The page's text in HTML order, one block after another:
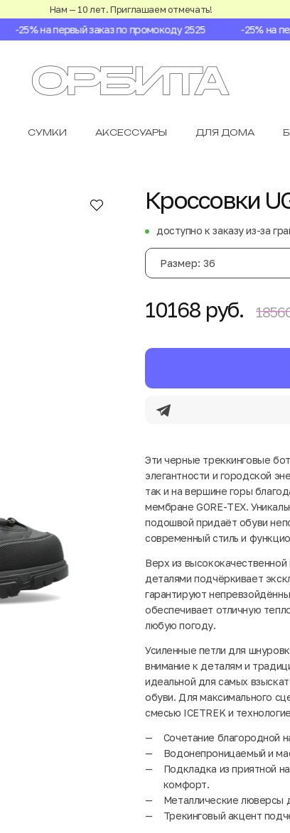
Нам — 10 лет. Приглашаем отмечать!
-25% на первый заказ по промокоду 2525 -25% на
СУМКИ АКСЕССУАРЫ ДЛЯ ДОМА
Кроссовки
доступно к заказу из-за
Размер: 36
10168 руб.
Эти черные треккинговые
элегантности и городской
так и на вершине горы
мембране GORE-TEX.
подошвой придаёт обуви
современный стиль и
Верх из
деталями подчёркивает
гарантируют
обеспечивает отличную
любую погоду.
Усиленные петли для
внимание к деталям и
идеальной для самых
обуви. Для максимального
смесью ICETREK и
Сочетание благородной
Водонепроницаемый и
Подкладка из приятной
комфорт.
Металлические люверсы
Трекинговый акцент